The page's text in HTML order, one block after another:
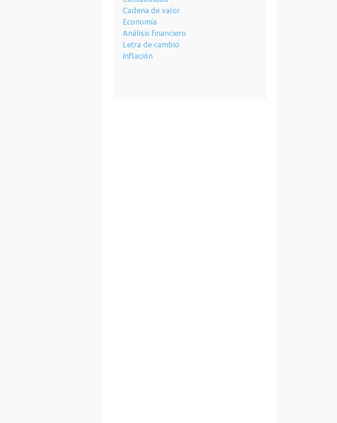
Cadena de valor
Economía
Análisis financiero
Letra de cambio
Inflación